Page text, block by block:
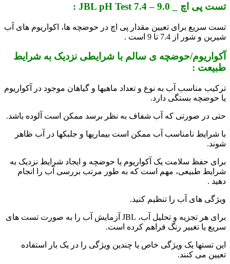
تست پی اچ _ JBL pH Test 7.4 – 9.0 :
تست سریع برای تعیین مقدار پی اچ در حوضچه ها، اکواریوم های آب
شیرین و شور از 7.4 تا 9 است .
آکواریوم/حوضچه ی سالم با شرایطی نزدیک به شرایط
طبیعت :
ترکیب مناسب آب به نوع و تعداد ماهی­ها و گیاهان موجود در آکواریوم
یا حوضچه بستگی دارد.
حتی در صورتی که آب شفاف به نظر برسد ممکن است آلوده باشد.
با شرایط نامناسب آب ممکن است بیماری­ها و جلبک­ها در آب ظاهر
شوند.
برای حفظ سلامت یک آکواریوم یا حوضچه و ایجاد شرایط نزدیک به
شرایط طبیعی، مهم است که به طور مرتب بررسی آب را انجام
دهید .
ویژگی های آب را تنظیم کنید.
برای هر تجزیه و تحلیل آب، JBL آزمایش آب را به صورت تست های
سریع یا تغییر رنگ فراهم کرده است.
این تستها یک ویژگی خاص یا چندین ویژگی را در یک بار استفاده
تعیین می کنند.